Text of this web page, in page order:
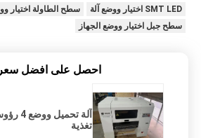
SMT LED اختيار ووضع آلة
سطح الطاولة اختيار
سطح جبل اختيار ووضع الجهاز
احصل على افضل
تغذية